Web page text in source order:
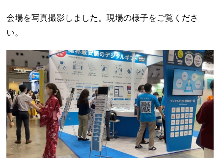
会場を写真撮影しました。現場の様子をご覧くださ
い。